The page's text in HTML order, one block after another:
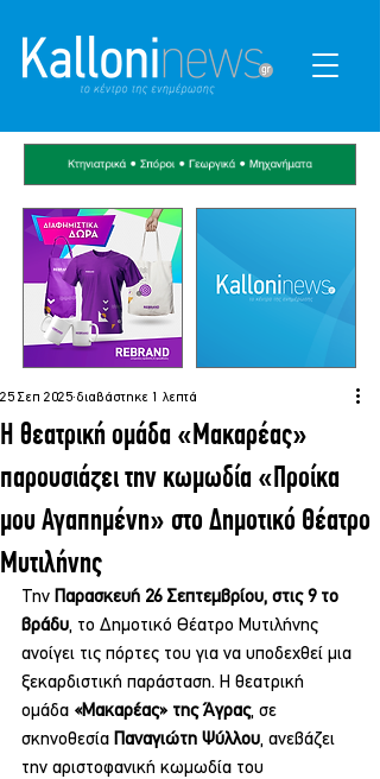
Η θεατρική ομάδα «Μακαρέας»
παρουσιάζει την κωμωδία «Προίκα
μου Αγαπημένη» στο Δημοτικό Θέατρο
Μυτιλήνης
25 Σεπ 2025 διαβάστηκε 1 λεπτά
Την Παρασκευή 26 Σεπτεμβρίου, στις 9 το
βράδυ, το Δημοτικό Θέατρο Μυτιλήνης
ανοίγει τις πόρτες του για να υποδεχθεί μια
ξεκαρδιστική παράσταση. Η θεατρική
ομάδα «Μακαρέας» της Άγρας, σε
σκηνοθεσία Παναγιώτη Ψύλλου, ανεβάζει
την αριστοφανική κωμωδία του